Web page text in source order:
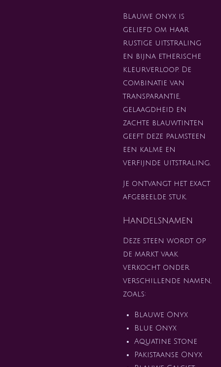
Blauwe onyx is
geliefd om haar
rustige uitstraling
en bijna etherische
kleurverloop. De
combinatie van
transparantie,
gelaagdheid en
zachte blauwtinten
geeft deze palmsteen
een kalme en
verfijnde uitstraling.
Je ontvangt het exact
afgebeelde stuk.
Handelsnamen
Deze steen wordt op
de markt vaak
verkocht onder
verschillende namen,
zoals:
Blauwe Onyx
Blue Onyx
Aquatine Stone
Pakistaanse Onyx